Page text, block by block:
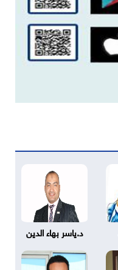
د.ياسر بهاء الدين